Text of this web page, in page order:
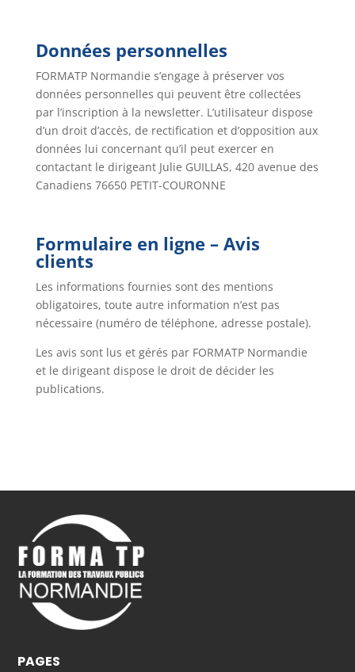
Données personnelles
FORMATP Normandie s’engage à préserver vos
données personnelles qui peuvent être collectées
par l’inscription à la newsletter. L’utilisateur dispose
d’un droit d’accès, de rectification et d’opposition aux
données lui concernant qu’il peut exercer en
contactant le dirigeant Julie GUILLAS, 420 avenue des
Canadiens 76650 PETIT-COURONNE
Formulaire en ligne – Avis
clients
Les informations fournies sont des mentions
obligatoires, toute autre information n’est pas
nécessaire (numéro de téléphone, adresse postale).
Les avis sont lus et gérés par FORMATP Normandie
et le dirigeant dispose le droit de décider les
publications.
PAGES